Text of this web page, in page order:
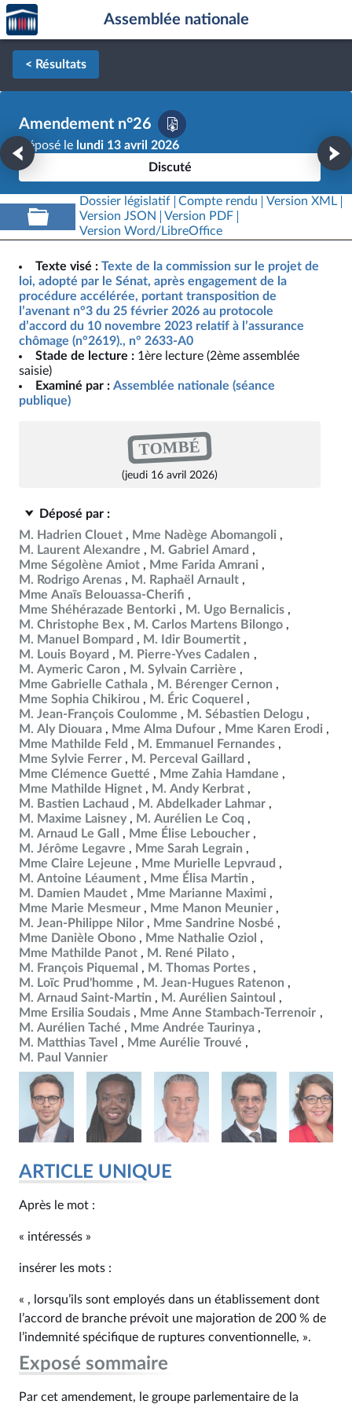
Aller au contenu
Aller en bas de la page
Accèder
à la
page
d'accueil
Assemblée nationale
< Résultats
Amendement n°26
Déposé le lundi 13 avril 2026
Discuté
Dossier législatif Compte rendu
Version XML
Version JSON
Version PDF
Version Word/LibreOffice
Texte visé : Texte de la commission sur le projet de
loi, adopté par le Sénat, après engagement de la
procédure accélérée, portant transposition de
l’avenant n°3 du 25 février 2026 au protocole
d’accord du 10 novembre 2023 relatif à l’assurance
chômage (n°2619)., n° 2633-A0
Stade de lecture : 1ère lecture (2ème assemblée
saisie)
Examiné par : Assemblée nationale (séance
publique)
TOMBÉ
(jeudi 16 avril 2026)
Déposé par :
M. Hadrien Clouet
Mme Nadège Abomangoli
M. Laurent Alexandre
M. Gabriel Amard
Mme Ségolène Amiot
Mme Farida Amrani
M. Rodrigo Arenas
M. Raphaël Arnault
Mme Anaïs Belouassa-Cherifi
Mme Shéhérazade Bentorki
M. Ugo Bernalicis
M. Christophe Bex
M. Carlos Martens Bilongo
M. Manuel Bompard
M. Idir Boumertit
M. Louis Boyard
M. Pierre-Yves Cadalen
M. Aymeric Caron
M. Sylvain Carrière
Mme Gabrielle Cathala
M. Bérenger Cernon
Mme Sophia Chikirou
M. Éric Coquerel
M. Jean-François Coulomme
M. Sébastien Delogu
M. Aly Diouara
Mme Alma Dufour
Mme Karen Erodi
Mme Mathilde Feld
M. Emmanuel Fernandes
Mme Sylvie Ferrer
M. Perceval Gaillard
Mme Clémence Guetté
Mme Zahia Hamdane
Mme Mathilde Hignet
M. Andy Kerbrat
M. Bastien Lachaud
M. Abdelkader Lahmar
M. Maxime Laisney
M. Aurélien Le Coq
M. Arnaud Le Gall
Mme Élise Leboucher
M. Jérôme Legavre
Mme Sarah Legrain
Mme Claire Lejeune
Mme Murielle Lepvraud
M. Antoine Léaument
Mme Élisa Martin
M. Damien Maudet
Mme Marianne Maximi
Mme Marie Mesmeur
Mme Manon Meunier
M. Jean-Philippe Nilor
Mme Sandrine Nosbé
Mme Danièle Obono
Mme Nathalie Oziol
Mme Mathilde Panot
M. René Pilato
M. François Piquemal
M. Thomas Portes
M. Loïc Prud'homme
M. Jean-Hugues Ratenon
M. Arnaud Saint-Martin
M. Aurélien Saintoul
Mme Ersilia Soudais
Mme Anne Stambach-Terrenoir
M. Aurélien Taché
Mme Andrée Taurinya
M. Matthias Tavel
Mme Aurélie Trouvé
M. Paul Vannier
ARTICLE UNIQUE
Après le mot :
« intéressés »
insérer les mots :
« , lorsqu’ils sont employés dans un établissement dont
l’accord de branche prévoit une majoration de 200 % de
l’indemnité spécifique de ruptures conventionnelle, ».
Exposé sommaire
Par cet amendement, le groupe parlementaire de la